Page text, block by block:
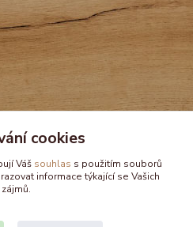
cookies
Váš souhlas s použitím souborů
informace týkající se Vašich
zájmů.